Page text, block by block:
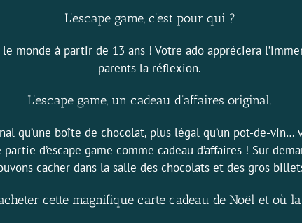
L’escape game, c’est pour qui ?
monde à partir de 13 ans ! Votre ado appréciera
parents la réflexion.
L’escape game, un cadeau d’affaires original.
qu’une boîte de chocolat, plus légal qu’un pot-de-vin…
d’escape game comme cadeau d’affaires ! Sur
cacher dans la salle des chocolats et des gros
cette magnifique carte cadeau de Noël et où